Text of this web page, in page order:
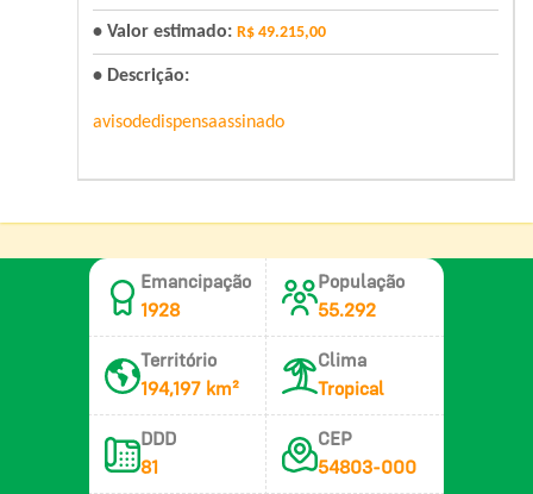
• Valor estimado: R$ 49.215,00
• Descrição:
avisodedispensaassinado
Emancipação
1928
População
55.292
Território
194,197 km²
Clima
Tropical
DDD
81
CEP
54803-000